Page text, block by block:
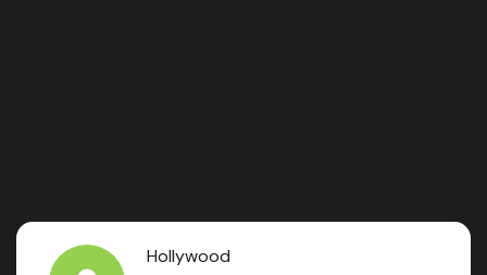
Hollywood